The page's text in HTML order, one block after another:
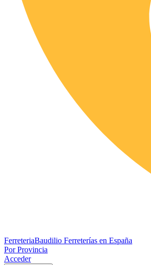
FerreteriaBaudilio Ferreterías en España
Por Provincia
Acceder